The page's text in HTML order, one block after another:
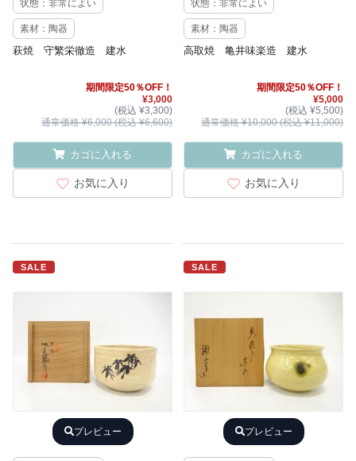
状態：非常によい
素材：陶器
萩焼 守繁栄徹造 建水
期間限定50％OFF！
¥3,000
(税込 ¥3,300)
通常価格 ¥6,000 (税込 ¥6,600)
カゴに入れる
お気に入り
状態：非常によい
素材：陶器
高取焼 亀井味楽造 建水
期間限定50％OFF！
¥5,000
(税込 ¥5,500)
通常価格 ¥10,000 (税込 ¥11,000)
カゴに入れる
お気に入り
SALE
プレビュー
SALE
プレビュー